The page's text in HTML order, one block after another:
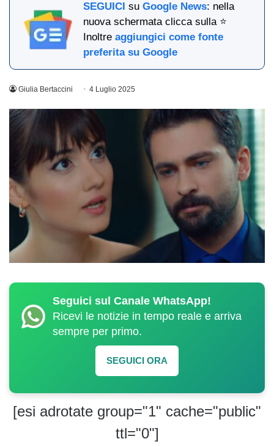
SEGUICI suGoogle News: nella
nuova schermata clicca sulla ⭐
Inoltreaggiungici come fonte
preferita su Google
Giulia Bertaccini 4 Luglio 2025
Seguici sul Canale WhatsApp!
Ricevi le notizie in tempo reale e arriva
sempre per primo.
SEGUICI ORA
[esi adrotate group="1" cache="public"
ttl="0"]